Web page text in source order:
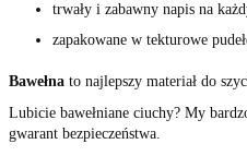
trwały i zabawny napis na
zapakowane w tekturowe
Bawełna to najlepszy materiał do
Lubicie bawełniane ciuchy? My
gwarant bezpieczeństwa.